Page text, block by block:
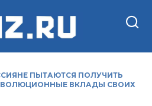
ПЫТАЮТСЯ ПОЛУЧИТЬ
ВКЛАДЫ СВОИХ